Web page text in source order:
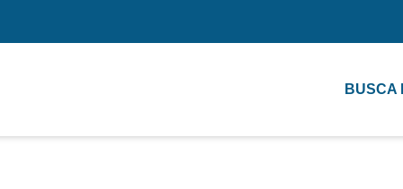
BUSCA